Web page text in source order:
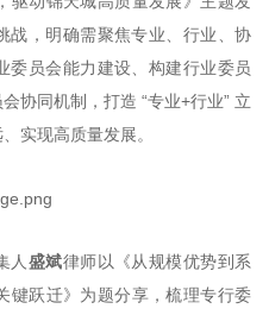
战，明确需聚焦专业、行业、协
委员会能力建设、构建行业委员
协同机制，打造 “专业+行业” 立
实现高质量发展。
人 盛斌律师以《从规模优势到系
键跃迁》为题分享，梳理专行委